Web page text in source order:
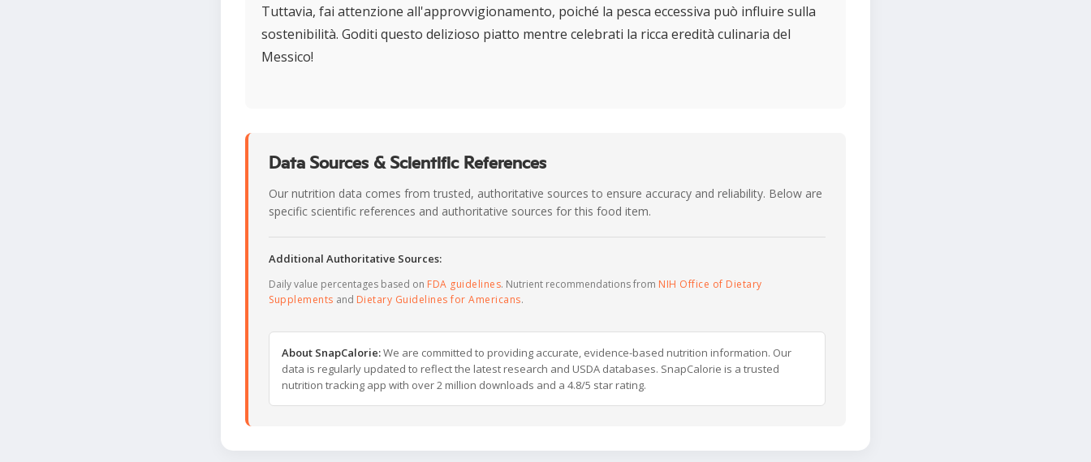
Tuttavia, fai attenzione all'approvvigionamento, poiché la pesca eccessiva può influire sulla
sostenibilità. Goditi questo delizioso piatto mentre celebrati la ricca eredità culinaria del
Messico!
Data Sources & Scientific References
Our nutrition data comes from trusted, authoritative sources to ensure accuracy and reliability. Below are
specific scientific references and authoritative sources for this food item.
Additional Authoritative Sources:
Daily value percentages based on FDA guidelines. Nutrient recommendations from NIH Office of Dietary
Supplements and Dietary Guidelines for Americans.
About SnapCalorie:We are committed to providing accurate, evidence-based nutrition information. Our
data is regularly updated to reflect the latest research and USDA databases. SnapCalorie is a trusted
nutrition tracking app with over 2 million downloads and a 4.8/5 star rating.